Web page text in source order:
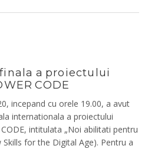
a proiectului
CODE
incepand cu orele 19.00, a avut
internationala a proiectului
intitulata „Noi abilitati pentru
Skills for the Digital Age). Pentru a